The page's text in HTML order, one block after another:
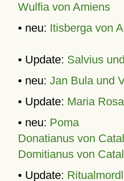
Wulfia von Amiens
• neu: Itisberga von
• Update: Salvius
• neu: Jan Bula und
• Update: Maria
• neu: Poma
Donatianus von
Domitianus von
• Update: